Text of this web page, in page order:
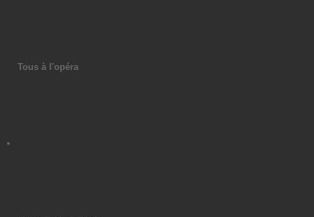
Tous à l'opéra